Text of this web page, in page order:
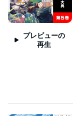
プレビューの
再生